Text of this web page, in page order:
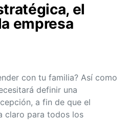
el
empresa
con tu familia? Así como
definir una
a fin de que el
claro para todos los